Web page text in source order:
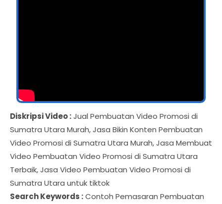
Diskripsi Video :Jual Pembuatan Video Promosi di
Sumatra Utara Murah, Jasa Bikin Konten Pembuatan
Video Promosi di Sumatra Utara Murah, Jasa Membuat
Video Pembuatan Video Promosi di Sumatra Utara
Terbaik, Jasa Video Pembuatan Video Promosi di
Sumatra Utara untuk tiktok
Search Keywords :Contoh Pemasaran Pembuatan